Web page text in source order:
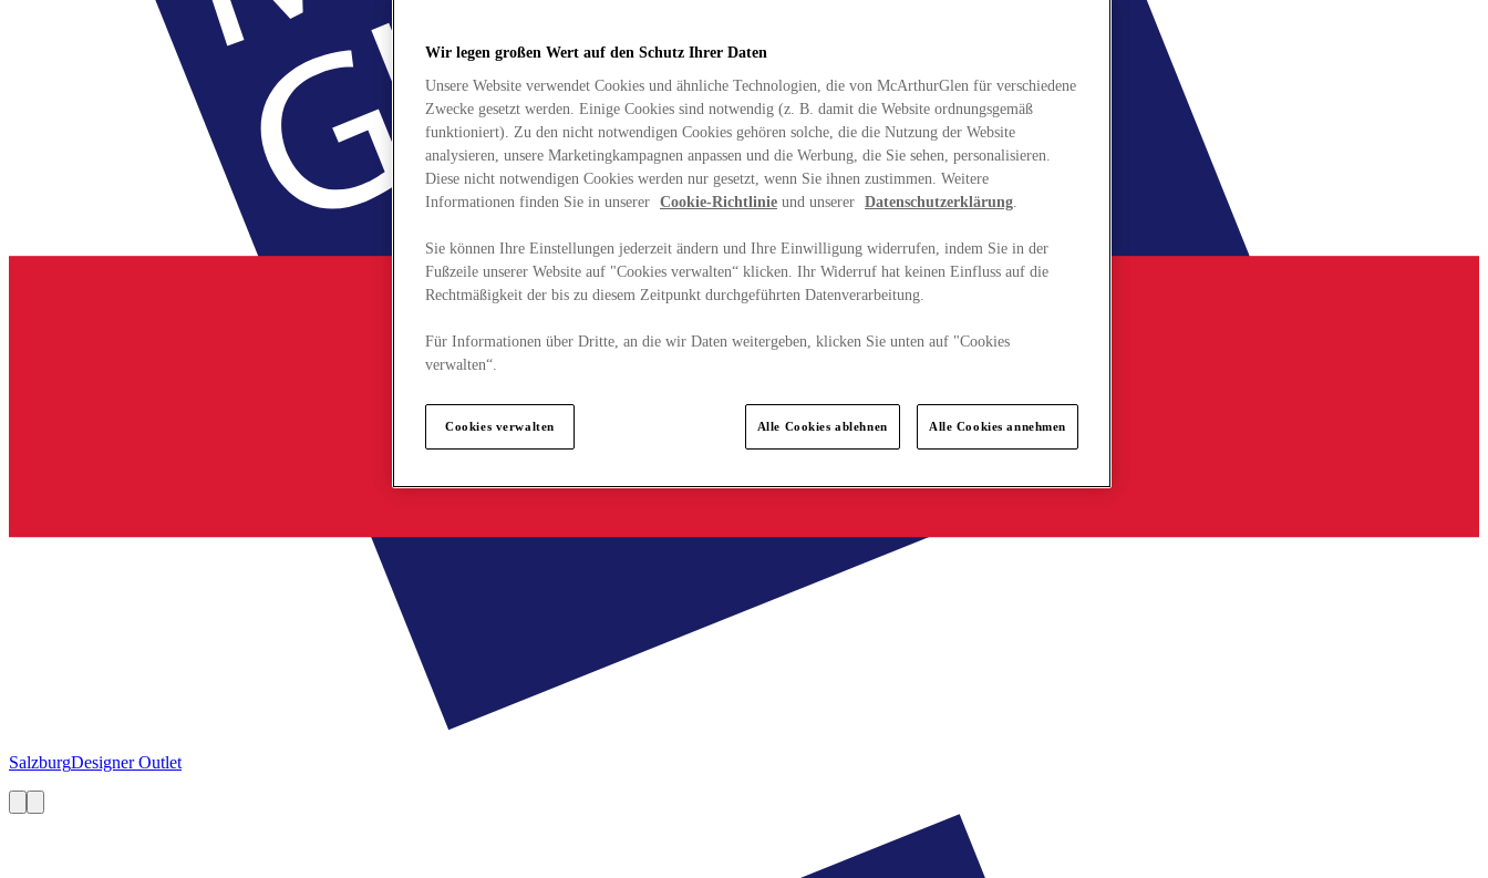
SalzburgDesigner Outlet
Wir legen großen Wert auf den Schutz Ihrer Daten
Unsere Website verwendet Cookies und ähnliche Technologien, die von McArthurGlen für verschiedene
Zwecke gesetzt werden. Einige Cookies sind notwendig (z. B. damit die Website ordnungsgemäß
funktioniert). Zu den nicht notwendigen Cookies gehören solche, die die Nutzung der Website
analysieren, unsere Marketingkampagnen anpassen und die Werbung, die Sie sehen, personalisieren.
Diese nicht notwendigen Cookies werden nur gesetzt, wenn Sie ihnen zustimmen. Weitere
Informationen finden Sie in unserer Cookie-Richtlinie und unserer Datenschutzerklärung.
Sie können Ihre Einstellungen jederzeit ändern und Ihre Einwilligung widerrufen, indem Sie in der
Fußzeile unserer Website auf "Cookies verwalten“ klicken. Ihr Widerruf hat keinen Einfluss auf die
Rechtmäßigkeit der bis zu diesem Zeitpunkt durchgeführten Datenverarbeitung.
Für Informationen über Dritte, an die wir Daten weitergeben, klicken Sie unten auf "Cookies
verwalten“.
Cookies verwalten Alle Cookies ablehnen Alle Cookies annehmen